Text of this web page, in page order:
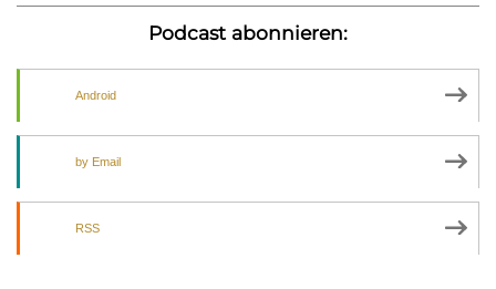
Podcast abonnieren:
Android
by Email
RSS